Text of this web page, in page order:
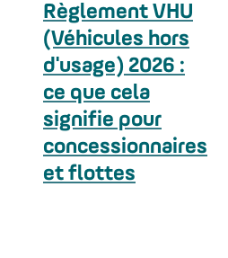
Règlement VHU
(Véhicules hors
d'usage) 2026 :
ce que cela
signifie pour
concessionnaires
et flottes